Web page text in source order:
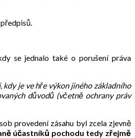
se jednalo také o porušení práva
je ve hře výkon jiného základního
důvodů (včetně ochrany práv
provedení zásahu byl zcela zjevně
účastníků pochodu tedy zřejmě